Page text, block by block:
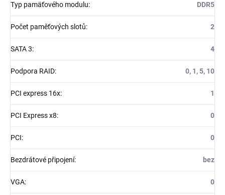
Typ pamäťového modulu: DDR5
Počet paměťových slotů: 2
SATA 3: 4
Podpora RAID: 0, 1, 5, 10
PCI express 16x: 1
PCI Express x8: 0
PCI: 0
Bezdrátové připojení: bez
VGA: 0